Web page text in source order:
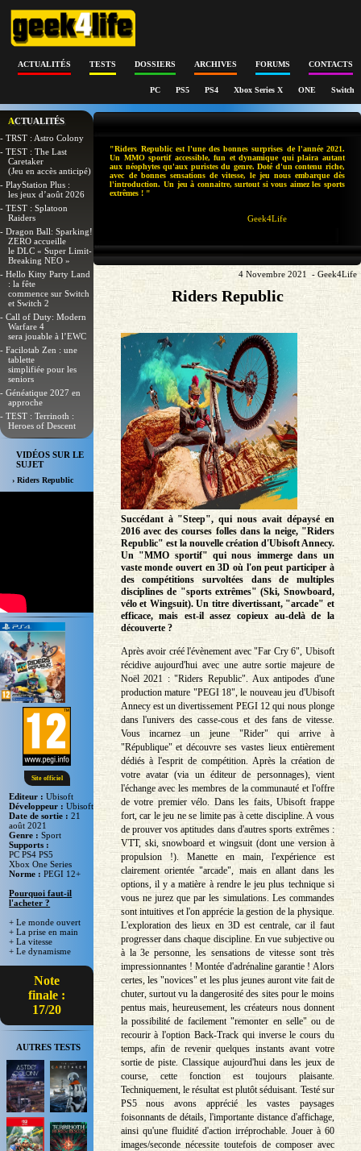
ACTUALITÉS TESTS DOSSIERS ARCHIVES FORUMS CONTACTS
PC PS5 PS4 Xbox Series X ONE Switch
ACTUALITÉS
- TRST : Astro Colony
- TEST : The Last
Caretaker
(Jeu en accès anticipé)
- PlayStation Plus :
les jeux d’août 2026
- TEST : Splatoon
Raiders
- Dragon Ball: Sparking!
ZERO accueille
le DLC « Super Limit-
Breaking NEO »
- Hello Kitty Party Land
: la fête
commence sur Switch
et Switch 2
- Call of Duty: Modern
Warfare 4
sera jouable à l’EWC
- Facilotab Zen : une
tablette
simplifiée pour les
seniors
- Généatique 2027 en
approche
- TEST : Terrinoth :
Heroes of Descent
VIDÉOS SUR LE
SUJET
› Riders Republic
Site officiel
Editeur :Ubisoft
Développeur :Ubisoft
Date de sortie :21
août 2021
Genre :Sport
Supports :
PC PS4 PS5
Xbox One Series
Norme :PEGI 12+
Pourquoi faut-il
l'acheter ?
+ Le monde ouvert
+ La prise en main
+ La vitesse
+ Le dynamisme
Note
finale :
17/20
AUTRES TESTS
"Riders Republic est l'une des bonnes surprises de l'année 2021.
Un MMO sportif accessible, fun et dynamique qui plaira autant
aux néophytes qu'aux puristes du genre. Doté d'un contenu riche,
avec de bonnes sensations de vitesse, le jeu nous embarque dès
l'introduction. Un jeu à connaitre, surtout si vous aimez les sports
extrêmes ! "
Geek4Life
4 Novembre 2021 - Geek4Life
Riders Republic
Succédant à "Steep", qui nous avait dépaysé en
2016 avec des courses folles dans la neige, "Riders
Republic" est la nouvelle création d'Ubisoft Annecy.
Un "MMO sportif" qui nous immerge dans un
vaste monde ouvert en 3D où l'on peut participer à
des compétitions survoltées dans de multiples
disciplines de "sports extrêmes" (Ski, Snowboard,
vélo et Wingsuit). Un titre divertissant, "arcade" et
efficace, mais est-il assez copieux au-delà de la
découverte ?
Après avoir créé l'évènement avec "Far Cry 6", Ubisoft
récidive aujourd'hui avec une autre sortie majeure de
Noël 2021 : "Riders Republic". Aux antipodes d'une
production mature "PEGI 18", le nouveau jeu d'Ubisoft
Annecy est un divertissement PEGI 12 qui nous plonge
dans l'univers des casse-cous et des fans de vitesse.
Vous incarnez un jeune "Rider" qui arrive à
"République" et découvre ses vastes lieux entièrement
dédiés à l'esprit de compétition. Après la création de
votre avatar (via un éditeur de personnages), vient
l'échange avec les membres de la communauté et l'offre
de votre premier vélo. Dans les faits, Ubisoft frappe
fort, car le jeu ne se limite pas à cette discipline. A vous
de prouver vos aptitudes dans d'autres sports extrêmes :
VTT, ski, snowboard et wingsuit (dont une version à
propulsion !). Manette en main, l'expérience est
clairement orientée "arcade", mais en allant dans les
options, il y a matière à rendre le jeu plus technique si
vous ne jurez que par les simulations. Les commandes
sont intuitives et l'on apprécie la gestion de la physique.
L'exploration des lieux en 3D est centrale, car il faut
progresser dans chaque discipline. En vue subjective ou
à la 3e personne, les sensations de vitesse sont très
impressionnantes ! Montée d'adrénaline garantie ! Alors
certes, les "novices" et les plus jeunes auront vite fait de
chuter, surtout vu la dangerosité des sites pour le moins
pentus mais, heureusement, les créateurs nous donnent
la possibilité de facilement "remonter en selle" ou de
recourir à l'option Back-Track qui inverse le cours du
temps, afin de revenir quelques instants avant votre
sortie de piste. Classique aujourd'hui dans les jeux de
course, cette fonction est toujours plaisante.
Techniquement, le résultat est plutôt séduisant. Testé sur
PS5 nous avons apprécié les vastes paysages
foisonnants de détails, l'importante distance d'affichage,
ainsi qu'une fluidité d'action irréprochable. Jouer à 60
images/seconde nécessite toutefois de composer avec